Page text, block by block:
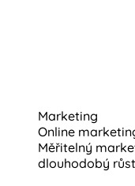
Marketing
Online
Měřitelný
dlouhodobý